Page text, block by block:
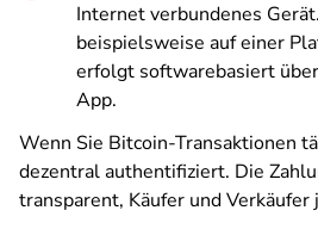
Internet verbundenes
beispielsweise auf einer
erfolgt softwarebasiert
App.
Wenn Sie Bitcoin-Transaktionen
dezentral authentifiziert. Die
transparent, Käufer und Verkäufer